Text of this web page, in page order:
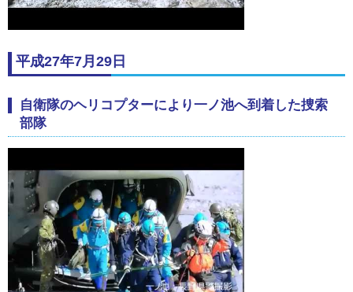
平成27年7月29日
自衛隊のヘリコプターにより一ノ池へ到着した捜索
部隊